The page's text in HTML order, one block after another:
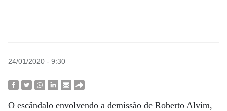
24/01/2020 - 9:30
O escândalo envolvendo a demissão de Roberto Alvim,